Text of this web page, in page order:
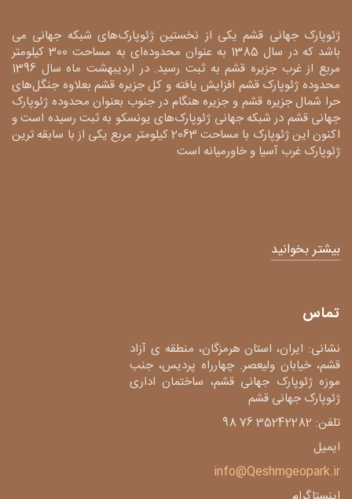
ژئوپارک جهانی قشم یکی از نخستین ژئوپارک‌های شبکه جهانی می
باشد که در سال 1385 به عنوان محدوده‌ای به مساحت 300 کیلومتر
مربع از غرب جزیره قشم به ثبت رسید. در اردیبهشت ماه سال 1396
محدوده ژئوپارک قشم افزایش یافته و کل جزیره قشم بعلاوه جنگل‌های
حرا شمال جزیره قشم و جزیره هنگام در جنوب بعنوان محدوده ژئوپارک
جهانی قشم در شبکه جهانی ژئوپارک‌های یونسکو به ثبت رسیده است و
اکنون این ژئوپارک با مساحت 2063 کیلومتر مربع یکی از با سابقه ترین
ژئوپارک غرب آسیا و خاورمیانه است
بیشتر بخوانید
تماس
نشانی: ایران، استان هرمزگان، منطقه ی آزاد
قشم، خیابان ولیعصر. چهارراه پردیس، جنب
موزه ژئوپارک جهانی قشم، ساختمان اداری
ژئوپارک جهانی قشم
تلفن: 35242282 76 98
ایمیل
info@Qeshmgeopark.ir